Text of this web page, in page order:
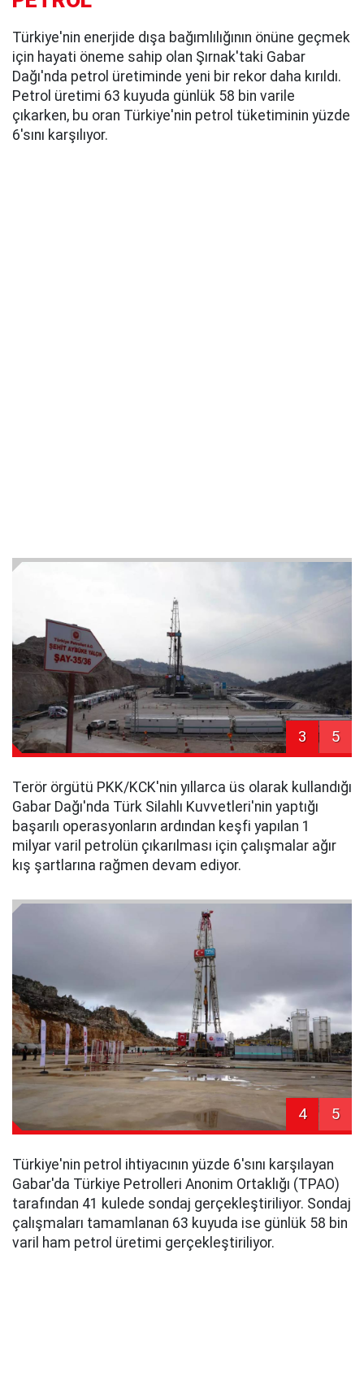
Türkiye'nin enerjide dışa bağımlılığının önüne geçmek
için hayati öneme sahip olan Şırnak'taki Gabar
Dağı'nda petrol üretiminde yeni bir rekor daha kırıldı.
Petrol üretimi 63 kuyuda günlük 58 bin varile
çıkarken, bu oran Türkiye'nin petrol tüketiminin yüzde
6'sını karşılıyor.
3 5
Terör örgütü PKK/KCK'nin yıllarca üs olarak kullandığı
Gabar Dağı'nda Türk Silahlı Kuvvetleri'nin yaptığı
başarılı operasyonların ardından keşfi yapılan 1
milyar varil petrolün çıkarılması için çalışmalar ağır
kış şartlarına rağmen devam ediyor.
4 5
Türkiye'nin petrol ihtiyacının yüzde 6'sını karşılayan
Gabar'da Türkiye Petrolleri Anonim Ortaklığı (TPAO)
tarafından 41 kulede sondaj gerçekleştiriliyor. Sondaj
çalışmaları tamamlanan 63 kuyuda ise günlük 58 bin
varil ham petrol üretimi gerçekleştiriliyor.